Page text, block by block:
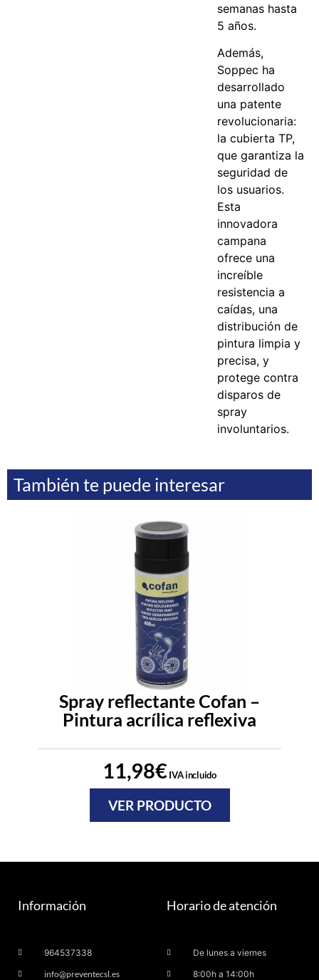
semanas hasta
5 años.
Además,
Soppec ha
desarrollado
una patente
revolucionaria:
la cubierta TP,
que garantiza la
seguridad de
los usuarios.
Esta
innovadora
campana
ofrece una
increíble
resistencia a
caídas, una
distribución de
pintura limpia y
precisa, y
protege contra
disparos de
spray
involuntarios.
También te puede interesar
Spray reflectante Cofan –
Pintura acrílica reflexiva
11,98€IVA incluido
VER PRODUCTO
Información
964537338
info@preventecsl.es
Horario de atención
De lunes a viernes
8:00h a 14:00h